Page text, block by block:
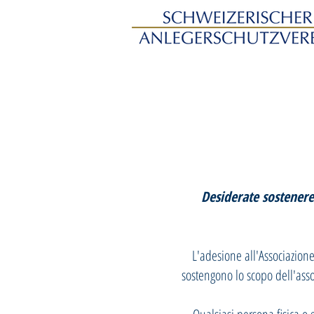
Desiderate
L'adesione
sostengono lo scopo